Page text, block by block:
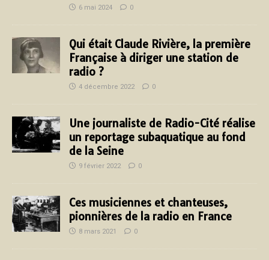
6 mai 2024 0
Qui était Claude Rivière, la première
Française à diriger une station de
radio ?
4 décembre 2022 0
Une journaliste de Radio-Cité réalise
un reportage subaquatique au fond
de la Seine
9 février 2022 0
Ces musiciennes et chanteuses,
pionnières de la radio en France
8 mars 2021 0